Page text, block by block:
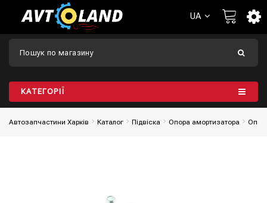
UA
КАТЕГОРІЇ
Автозапчастини Харків Каталог Підвіска Опора амортизатора